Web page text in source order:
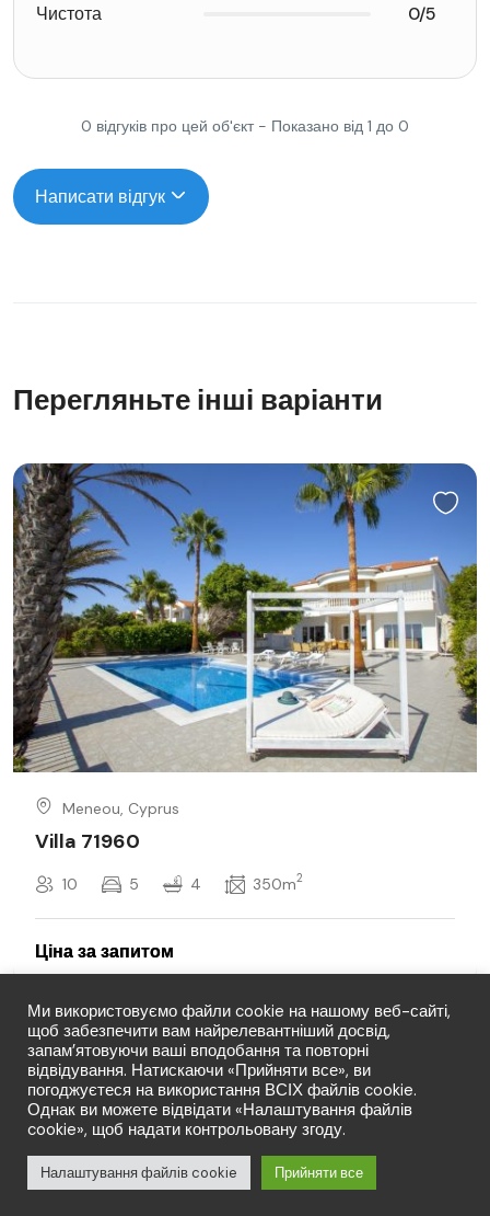
0
Чистота
0/5
0 відгуків про цей об'єкт - Показано від 1 до 0
Написати відгук
Перегляньте інші варіанти
Meneou, Cyprus
Villa 71960
10 5 4 350m2
© Copyright LFT 2026. Права захищено.
Ми використовуємо файли cookie на нашому веб-сайті,
щоб забезпечити вам найрелевантніший досвід,
запам’ятовуючи ваші вподобання та повторні
відвідування. Натискаючи «Прийняти все», ви
погоджуєтеся на використання ВСІХ файлів cookie.
Однак ви можете відвідати «Налаштування файлів
cookie», щоб надати контрольовану згоду.
Налаштування файлів cookie Прийняти все